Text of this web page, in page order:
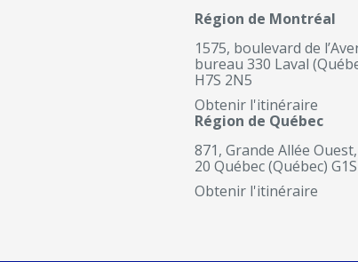
Région de Montréal
1575, boulevard de
bureau 330 Laval
H7S 2N5
Obtenir l'itinéraire
Région de Québec
871, Grande Allée Ouest,
20 Québec (Québec) G1S
Obtenir l'itinéraire